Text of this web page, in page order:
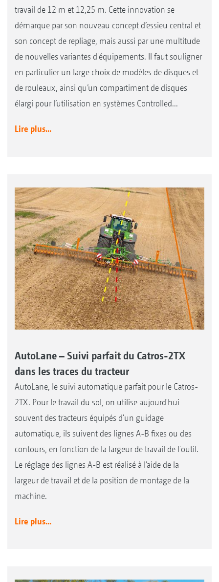
travail de 12 m et 12,25 m. Cette innovation se
démarque par son nouveau concept d’essieu central et
son concept de repliage, mais aussi par une multitude
de nouvelles variantes d'équipements. Il faut souligner
en particulier un large choix de modèles de disques et
de rouleaux, ainsi qu’un compartiment de disques
élargi pour l’utilisation en systèmes Controlled...
Lire plus...
AutoLane – Suivi parfait du Catros-2TX
dans les traces du tracteur
AutoLane, le suivi automatique parfait pour le Catros-
2TX. Pour le travail du sol, on utilise aujourd'hui
souvent des tracteurs équipés d'un guidage
automatique, ils suivent des lignes A-B fixes ou des
contours, en fonction de la largeur de travail de l'outil.
Le réglage des lignes A-B est réalisé à l’aide de la
largeur de travail et de la position de montage de la
machine.
Lire plus...